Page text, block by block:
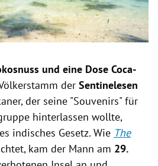
und eine Dose Coca-
der Sentinelesen
der seine "Souvenirs" für
hinterlassen wollte,
indisches Gesetz. Wie The
kam der Mann am 29.